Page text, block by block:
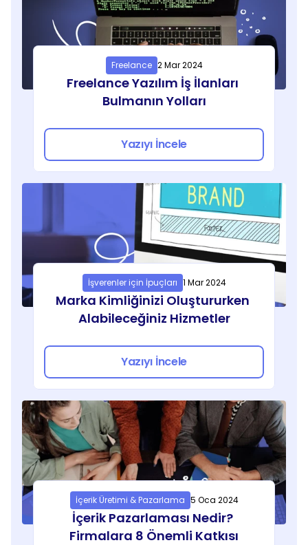
Freelance 2 Mar 2024
Freelance Yazılım İş İlanları
Bulmanın Yolları
Yazıyı İncele
İşverenler için İpuçları 1 Mar 2024
Marka Kimliğinizi Oluştururken
Alabileceğiniz Hizmetler
Yazıyı İncele
İçerik Üretimi & Pazarlama 5 Oca 2024
İçerik Pazarlaması Nedir?
Firmalara 8 Önemli Katkısı